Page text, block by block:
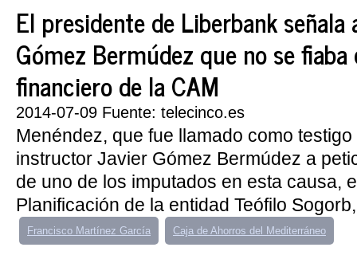
El presidente de Liberbank señala
Gómez Bermúdez que no se
financiero de la CAM
2014-07-09 Fuente: telecinco.es
Menéndez, que fue llamado como
instructor Javier Gómez Bermúdez a
de uno de los imputados en esta causa,
Planificación de la entidad Teófilo
Francisco Martínez García Caja de Ahorros del Mediterráneo